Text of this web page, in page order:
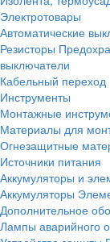
Электротовары
Автоматические
Резисторы
выключатели
Кабельный переход
Инструменты
Монтажные
Материалы для
Огнезащитные
Источники питания
Аккумуляторы и
Аккумуляторы
Дополнительное
Лампы аварийного